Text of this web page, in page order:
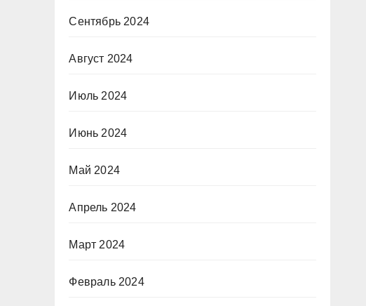
Сентябрь 2024
Август 2024
Июль 2024
Июнь 2024
Май 2024
Апрель 2024
Март 2024
Февраль 2024